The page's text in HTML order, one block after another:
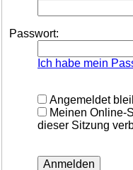
Passwort:
Ich habe mein
Angemeldet
Meinen Online-
dieser Sitzung